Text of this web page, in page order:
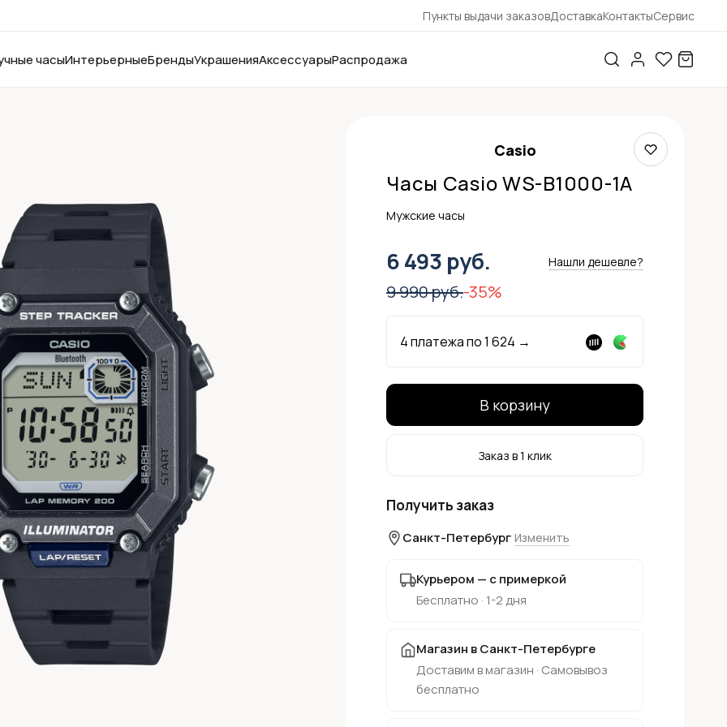
Пункты выдачи заказовДоставкаКонтактыСервис
часыИнтерьерныеБрендыУкрашенияАксессуарыРаспродажа
Casio
Часы Casio WS-B1000-1A
Мужские часы
6 493 руб. Нашли дешевле?
9 990 руб.-35%
4 платежа по1 624 →
В корзину
Заказ в 1 клик
Получить заказ
Санкт-Петербург Изменить
Курьером — с примеркой
Бесплатно · 1-2 дня
Магазин в Санкт-Петербурге
Доставим в магазин · Самовывоз
бесплатно